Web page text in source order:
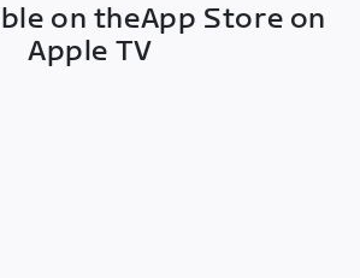
on theApp Store on
Apple TV